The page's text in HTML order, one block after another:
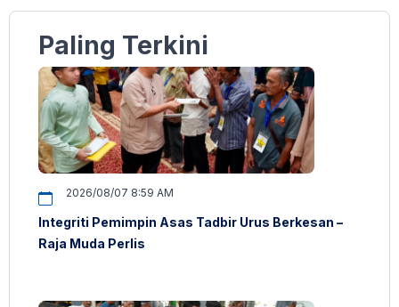
Paling Terkini
2026/08/07 8:59 AM
Integriti Pemimpin Asas Tadbir Urus Berkesan –
Raja Muda Perlis